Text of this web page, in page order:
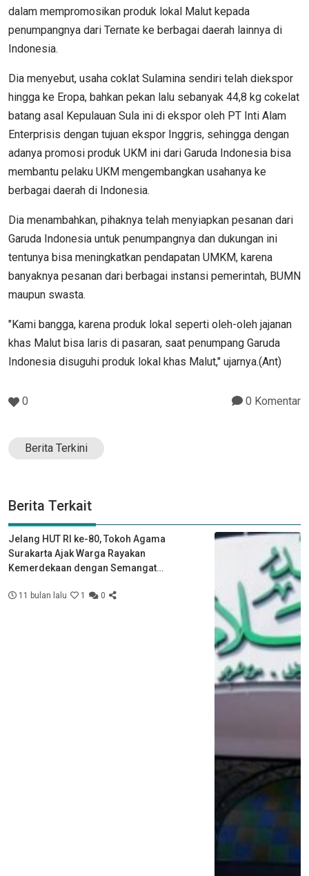
dalam mempromosikan produk lokal Malut kepada
penumpangnya dari Ternate ke berbagai daerah lainnya di
Indonesia.
Dia menyebut, usaha coklat Sulamina sendiri telah diekspor
hingga ke Eropa, bahkan pekan lalu sebanyak 44,8 kg cokelat
batang asal Kepulauan Sula ini di ekspor oleh PT Inti Alam
Enterprisis dengan tujuan ekspor Inggris, sehingga dengan
adanya promosi produk UKM ini dari Garuda Indonesia bisa
membantu pelaku UKM mengembangkan usahanya ke
berbagai daerah di Indonesia.
Dia menambahkan, pihaknya telah menyiapkan pesanan dari
Garuda Indonesia untuk penumpangnya dan dukungan ini
tentunya bisa meningkatkan pendapatan UMKM, karena
banyaknya pesanan dari berbagai instansi pemerintah, BUMN
maupun swasta.
"Kami bangga, karena produk lokal seperti oleh-oleh jajanan
khas Malut bisa laris di pasaran, saat penumpang Garuda
Indonesia disuguhi produk lokal khas Malut," ujarnya.(Ant)
0 0 Komentar
Berita Terkini
Berita Terkait
Jelang HUT RI ke-80, Tokoh Agama
Surakarta Ajak Warga Rayakan
Kemerdekaan dengan Semangat
11 bulan lalu 1 0